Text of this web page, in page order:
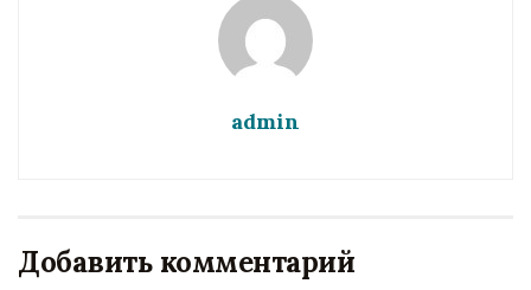
admin
Добавить комментарий